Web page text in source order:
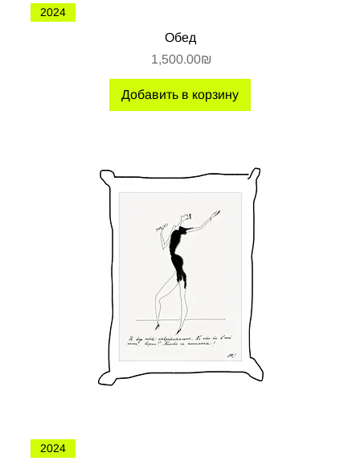
2024
Обед
Цена
‏1,500.00 ‏₪
Добавить в корзину
2024